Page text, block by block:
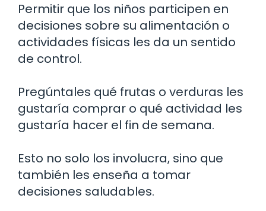
Permitir que los niños participen en
decisiones sobre su alimentación o
actividades físicas les da un sentido
de control.
Pregúntales qué frutas o verduras les
gustaría comprar o qué actividad les
gustaría hacer el fin de semana.
Esto no solo los involucra, sino que
también les enseña a tomar
decisiones saludables.